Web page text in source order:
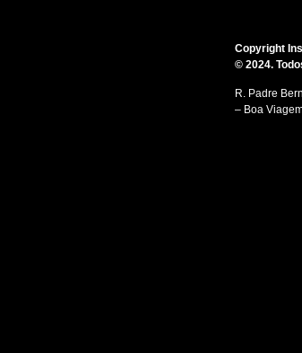
Copyright
© 2024.
R. Padre
– Boa